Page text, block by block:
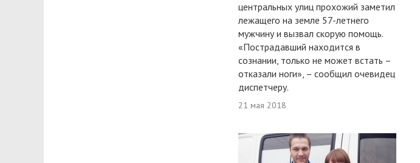
центральных улиц прохожий заметил
лежащего на земле 57-летнего
мужчину и вызвал скорую помощь.
«Пострадавший находится в
сознании, только не может встать –
отказали ноги», – сообщил очевидец
диспетчеру.
21 мая 2018